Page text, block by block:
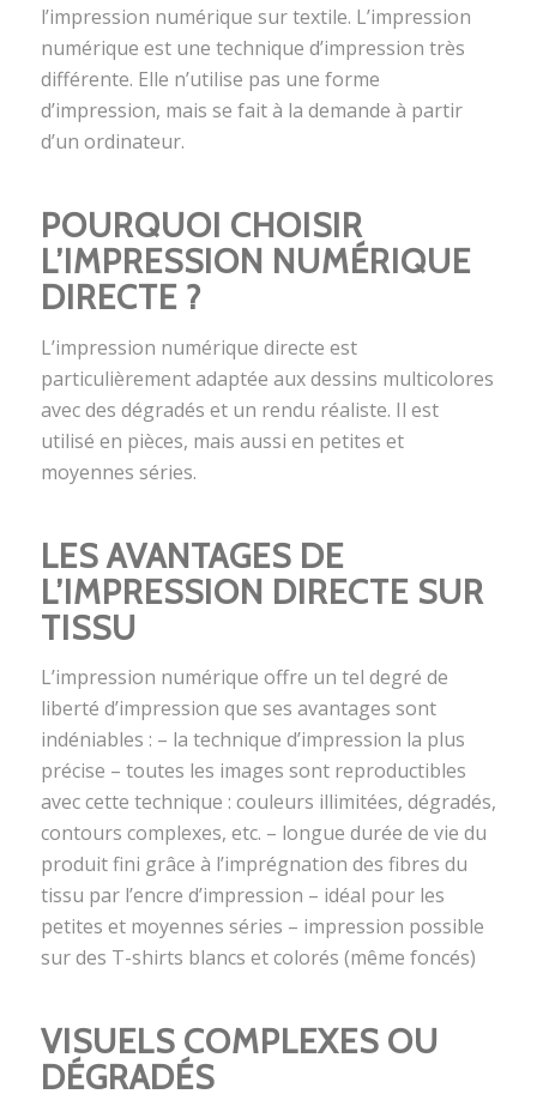
l’impression numérique sur textile. L’impression
numérique est une technique d’impression très
différente. Elle n’utilise pas une forme
d’impression, mais se fait à la demande à partir
d’un ordinateur.
POURQUOI CHOISIR
L’IMPRESSION NUMÉRIQUE
DIRECTE ?
L’impression numérique directe est
particulièrement adaptée aux dessins multicolores
avec des dégradés et un rendu réaliste. Il est
utilisé en pièces, mais aussi en petites et
moyennes séries.
LES AVANTAGES DE
L’IMPRESSION DIRECTE SUR
TISSU
L’impression numérique offre un tel degré de
liberté d’impression que ses avantages sont
indéniables : – la technique d’impression la plus
précise – toutes les images sont reproductibles
avec cette technique : couleurs illimitées, dégradés,
contours complexes, etc. – longue durée de vie du
produit fini grâce à l’imprégnation des fibres du
tissu par l’encre d’impression – idéal pour les
petites et moyennes séries – impression possible
sur des T-shirts blancs et colorés (même foncés)
VISUELS COMPLEXES OU
DÉGRADÉS